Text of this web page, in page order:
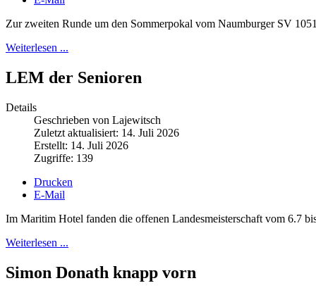
Zur zweiten Runde um den Sommerpokal vom Naumburger SV
Weiterlesen ...
LEM der Senioren
Details
Geschrieben von Lajewitsch
Zuletzt aktualisiert: 14. Juli 2026
Erstellt: 14. Juli 2026
Zugriffe: 139
Drucken
E-Mail
Im Maritim Hotel fanden die offenen Landesmeisterschaft vom 6.7
Weiterlesen ...
Simon Donath knapp vorn